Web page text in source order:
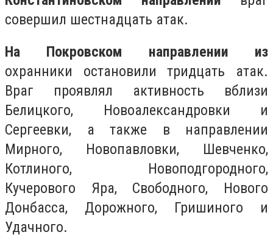
совершил шестнадцать атак.
На Покровском направлении из
охранники остановили тридцать атак.
Враг проявлял активность вблизи
Белицкого, Новоалександровки и
Сергеевки, а также в направлении
Мирного, Новопавловки, Шевченко,
Котлиного, Новоподгородного,
Кучерового Яра, Свободного, Нового
Донбасса, Дорожного, Гришиного и
Удачного.